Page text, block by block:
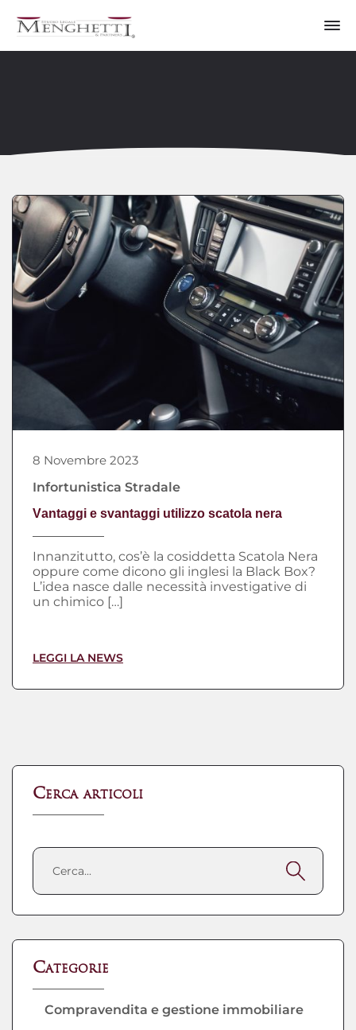
8 Novembre 2023
Infortunistica Stradale
Vantaggi e svantaggi utilizzo scatola nera
Innanzitutto, cos’è la cosiddetta Scatola Nera
oppure come dicono gli inglesi la Black Box?
L’idea nasce dalle necessità investigative di
un chimico […]
LEGGI LA NEWS
Cerca articoli
Categorie
Compravendita e gestione immobiliare